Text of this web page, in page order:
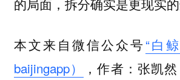
的局面，拆分确实是更现实的
本文来自微信公众号“白
baijingapp）
，作者：张凯